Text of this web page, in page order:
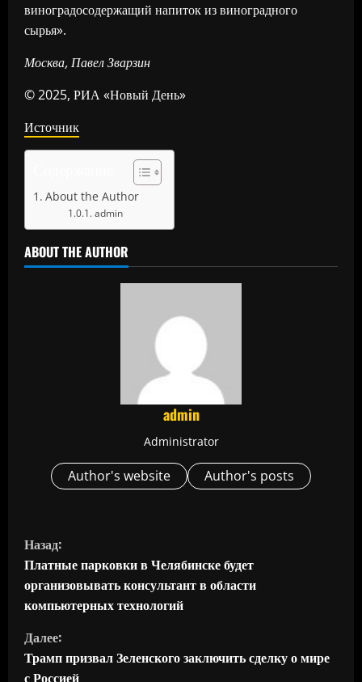
виноградосодержащий напиток из виноградного
сырья».
Москва, Павел Зварзин
© 2025, РИА «Новый День»
Источник
About the Author
admin
ABOUT THE AUTHOR
admin
Administrator
Author's website Author's posts
П
р
о
д
о
Назад:
Платные парковки в Челябинске будет
организовывать консультант в области
компьютерных технологий
Далее:
Трамп призвал Зеленского заключить сделку о мире
с Россией